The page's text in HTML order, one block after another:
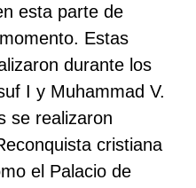
esta parte de
Estas
durante los
I y Muhammad V.
se realizaron
cristiana
el Palacio de